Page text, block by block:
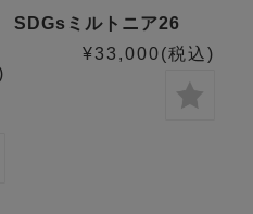
SDGsミルトニア26
¥33,000(税込)